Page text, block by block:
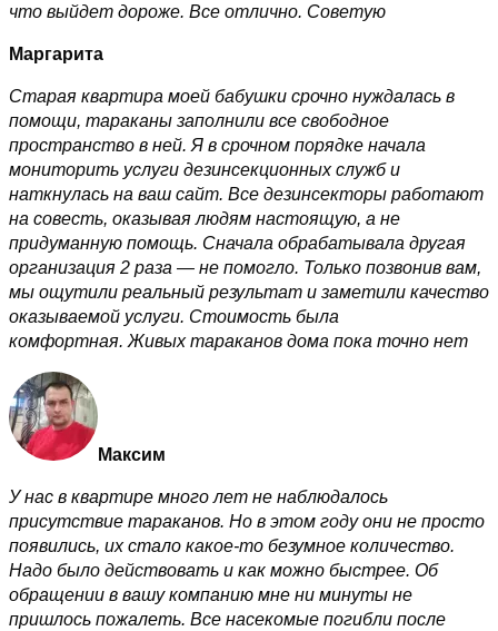
что выйдет дороже. Все отлично. Советую
Маргарита
Старая квартира моей бабушки срочно нуждалась в
помощи, тараканы заполнили все свободное
пространство в ней. Я в срочном порядке начала
мониторить услуги дезинсекционных служб и
наткнулась на ваш сайт. Все дезинсекторы работают
на совесть, оказывая людям настоящую, а не
придуманную помощь. Сначала обрабатывала другая
организация 2 раза — не помогло. Только позвонив вам,
мы ощутили реальный результат и заметили качество
оказываемой услуги. Стоимость была
комфортная. Живых тараканов дома пока точно нет
Максим
У нас в квартире много лет не наблюдалось
присутствие тараканов. Но в этом году они не просто
появились, их стало какое-то безумное количество.
Надо было действовать и как можно быстрее. Об
обращении в вашу компанию мне ни минуты не
пришлось пожалеть. Все насекомые погибли после